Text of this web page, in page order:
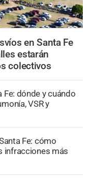
en Santa Fe
estarán
colectivos
Fe: dónde y cuándo
VSR y
Fe: cómo
infracciones más